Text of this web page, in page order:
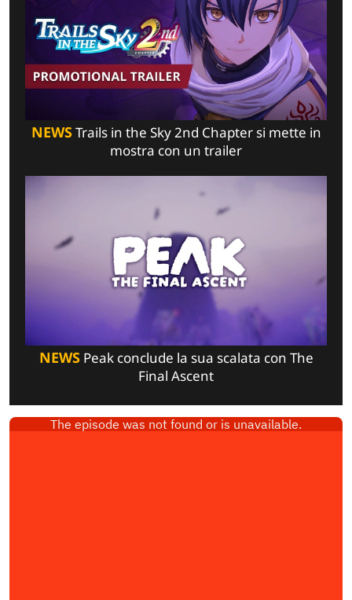
NEWSTrails in the Sky 2nd Chapter si mette in
mostra con un trailer
NEWSPeak conclude la sua scalata con The
Final Ascent